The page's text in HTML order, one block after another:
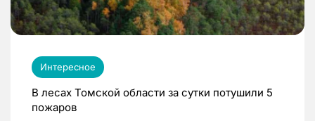
Интересное
В лесах Томской области за сутки потушили 5
пожаров